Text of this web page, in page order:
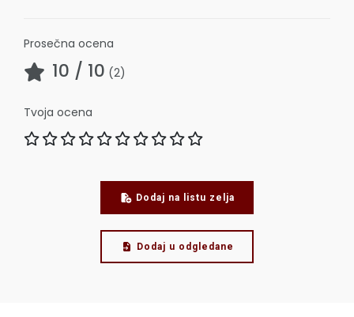
Prosečna ocena
10 / 10 (2)
Tvoja ocena
Dodaj na listu zelja
Dodaj u odgledane